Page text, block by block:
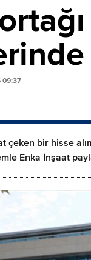
09:37
çeken bir hisse
Enka İnşaat